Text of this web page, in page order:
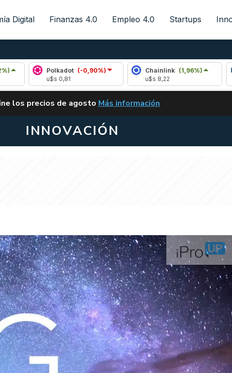
Digital Finanzas 4.0 Empleo 4.0 Startups
Polkadot (-0,90%)
Chainlink (1,96%)
ALERTA
los precios de agosto VUELVE EL CARRY TRADE DE
Más información
INNOVACIÓN